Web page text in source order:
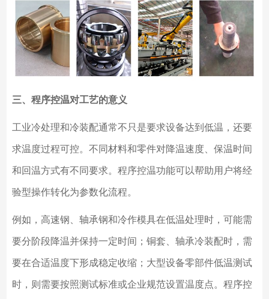
三、程序控温对工艺的意义
工业冷处理和冷装配通常不只是要求设备达到低温，还要
求温度过程可控。不同材料和零件对降温速度、保温时间
和回温方式有不同要求。程序控温功能可以帮助用户将经
验型操作转化为参数化流程。
例如，高速钢、轴承钢和冷作模具在低温处理时，可能需
要分阶段降温并保持一定时间；铜套、轴承冷装配时，需
要在合适温度下形成稳定收缩；大型设备零部件低温测试
时，则需要按照测试标准或企业规范设置温度点。程序控